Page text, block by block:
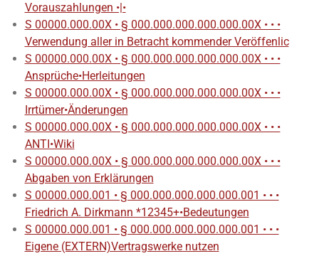
Vorauszahlungen •|•
S 00000.000.00X • § 000.000.000.000.000.00X • • •
Verwendung aller in Betracht kommender Veröffenlic
S 00000.000.00X • § 000.000.000.000.000.00X • • •
Ansprüche•Herleitungen
S 00000.000.00X • § 000.000.000.000.000.00X • • •
Irrtümer•Änderungen
S 00000.000.00X • § 000.000.000.000.000.00X • • •
ANTI•Wiki
S 00000.000.00X • § 000.000.000.000.000.00X • • •
Abgaben von Erklärungen
S 00000.000.001 • § 000.000.000.000.000.001 • • •
Friedrich A. Dirkmann *12345+•Bedeutungen
S 00000.000.001 • § 000.000.000.000.000.001 • • •
Eigene (EXTERN)Vertragswerke nutzen